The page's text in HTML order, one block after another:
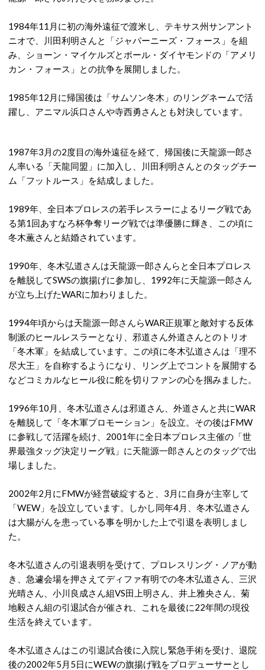
1984年11月に初の海外遠征で渡米し、テキサス州サンアント
ニオで、川田利明さんと「ジャパーニーズ・フォース」を組
み、ショーン・マイケルズとポール・ダイヤモンドの「アメリ
カン・フォース」との抗争を展開しました。
1985年12月に帰国後は「サムソン冬木」のリングネームで活
躍し、アニマル浜口さんや寺西勇さんとも対決しています。
1987年3月の2度目の海外遠征を経て、帰国後に天龍源一郎さ
ん率いる「天龍同盟」に加入し、川田利明さんとのタッグチー
ム「フットルース」を結成しました。
1989年、全日本プロレスの若手レスラーによるリーグ戦であ
る第1回あすなろ杯争奪リーグ戦では準優勝に輝き、この頃に
冬木薫さんと結婚されています。
1990年、冬木弘道さんは天龍源一郎さんらと全日本プロレス
を離脱してSWSの旗揚げに参加し、1992年に天龍源一郎さん
が立ち上げたWARに加わりました。
1994年頃からは天龍源一郎さんらWAR正規軍と敵対する反体
制派のヒールレスラーとなり、邪道さん外道さんとのトリオ
「冬木軍」を結成しています。この頃に冬木弘道さんは「理不
尽大王」を自称するようになり、リング上でコントを展開する
などコミカルなヒール役に舵を切りファンの心を掴みました。
1996年10月、冬木弘道さんは邪道さん、外道さんと共にWAR
を離脱して「冬木軍プロモーション」を設立。その後はFMW
に参戦して活躍を続け、2001年に全日本プロレス主催の「世
界最強タッグ決定リーグ戦」に天龍源一郎さんとのタッグで出
場しました。
2002年2月にFMWが経営破綻すると、3月に自身が主宰して
「WEW」を設立しています。しかし同年4月、冬木弘道さん
は大腸がんを患っている事を明かした上で引退を表明しまし
た。
冬木弘道さんの引退表明を受けて、プロレスリング・ノアが動
き、急遽会場を押さえてディファ有明での冬木弘道さん、三沢
光晴さん、小川良成さん組VS田上明さん、井上雅央さん、菊
地毅さん組の引退試合が催され、これを最後に22年間の現役
生活を終えています。
冬木弘道さんはこの引退試合後に入院し緊急手術を受け、退院
後の2002年5月5日にWEWの旗揚げ戦をプロデューサーとし